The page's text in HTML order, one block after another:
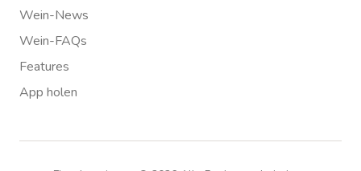
Wein-News
Wein-FAQs
Features
App holen